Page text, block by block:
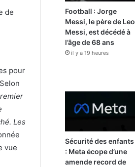
de
pour
Les
vue
Football : Jorge
Messi, le père de Leo
Messi, est décédé à
l’âge de 68 ans
il y a 19 heures
Sécurité des enfants
: Meta écope d’une
amende record de